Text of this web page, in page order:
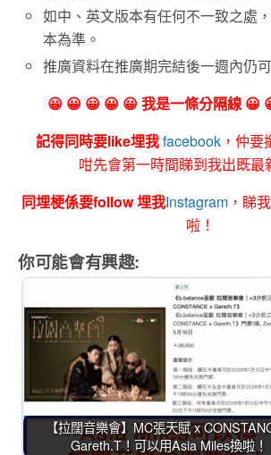
如中、英文版本有任何不一致之處
本為準。
推廣資料在推廣期完結後一週內仍
😀 😀 😀 😀 😀 我是一條分隔線 😀
記得同時要like埋我facebook ，仲要
咁先會第一時間睇到我出既最
同埋梗係要follow 埋我Instagram ，睇
啦！
你可能會有興趣:
【拉闊音樂會】MC張天賦 x
Gareth.T！可以用Asia Miles換啦！